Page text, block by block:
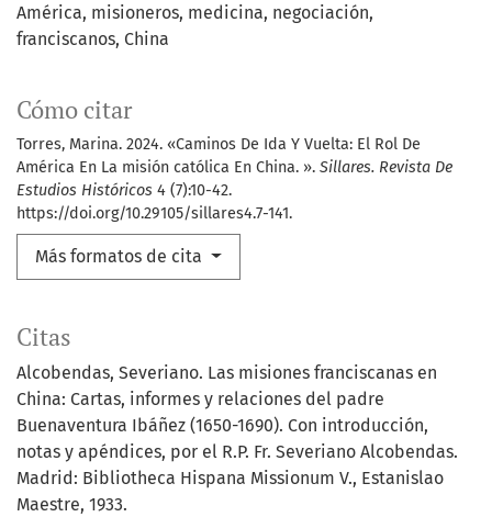
América misioneros medicina negociación
franciscanos China
Cómo citar
Torres, Marina. 2024. «Caminos De Ida Y Vuelta: El Rol De
América En La misión católica En China. ». Sillares. Revista De
Estudios Históricos 4 (7):10-42.
https://doi.org/10.29105/sillares4.7-141.
Más formatos de cita
Citas
Alcobendas, Severiano. Las misiones franciscanas en
China: Cartas, informes y relaciones del padre
Buenaventura Ibáñez (1650-1690). Con introducción,
notas y apéndices, por el R.P. Fr. Severiano Alcobendas.
Madrid: Bibliotheca Hispana Missionum V., Estanislao
Maestre, 1933.